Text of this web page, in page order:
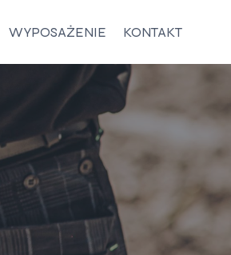
WYPOSAŻENIE KONTAKT